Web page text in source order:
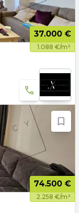
37.000 €
1.088 €/m²
74.500 €
2.258 €/m²